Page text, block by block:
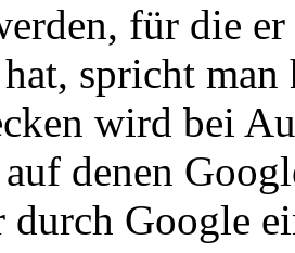
für die
spricht
wird bei
auf denen
Google